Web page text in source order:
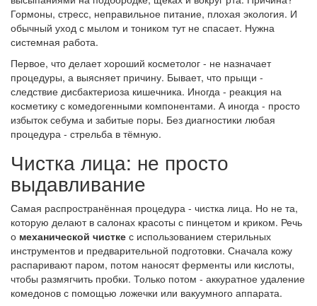
Гормоны, стресс, неправильное питание, плохая экология. И
обычный уход с мылом и тоником тут не спасает. Нужна
системная работа.
Первое, что делает хороший косметолог - не назначает
процедуры, а выясняет причину. Бывает, что прыщи -
следствие дисбактериоза кишечника. Иногда - реакция на
косметику с комедогенными компонентами. А иногда - просто
избыток себума и забитые поры. Без диагностики любая
процедура - стрельба в тёмную.
Чистка лица: не просто
выдавливание
Самая распространённая процедура - чистка лица. Но не та,
которую делают в салонах красоты с пинцетом и криком. Речь
о механической чистке с использованием стерильных
инструментов и предварительной подготовки. Сначала кожу
распаривают паром, потом наносят ферменты или кислоты,
чтобы размягчить пробки. Только потом - аккуратное удаление
комедонов с помощью ложечки или вакуумного аппарата.